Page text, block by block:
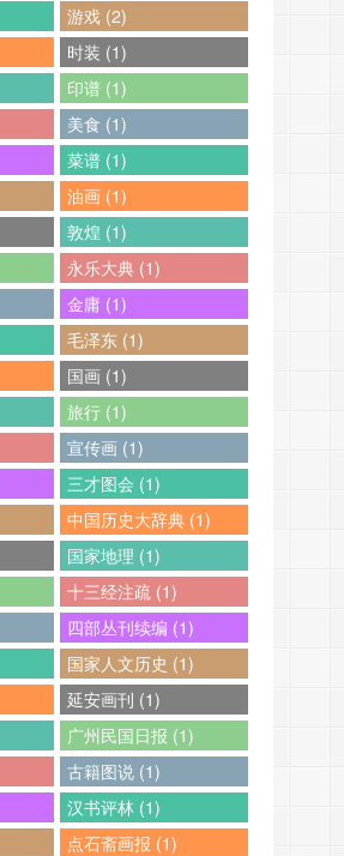
游戏 (2)
时装 (1)
印谱 (1)
美食 (1)
菜谱 (1)
油画 (1)
敦煌 (1)
永乐大典 (1)
金庸 (1)
毛泽东 (1)
国画 (1)
旅行 (1)
宣传画 (1)
三才图会 (1)
中国历史大辞典 (1)
国家地理 (1)
十三经注疏 (1)
四部丛刊续编 (1)
国家人文历史 (1)
延安画刊 (1)
广州民国日报 (1)
古籍图说 (1)
汉书评林 (1)
点石斋画报 (1)